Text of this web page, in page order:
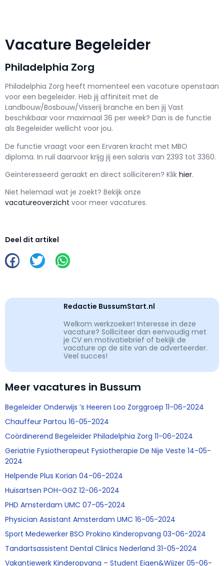
Vacature Begeleider
Philadelphia Zorg
Philadelphia Zorg heeft momenteel een vacature openstaan
voor een begeleider. Heb jij affiniteit met de
Landbouw/Bosbouw/Visserij branche en ben jij Vast
beschikbaar voor maximaal 36 per week? Dan is de functie
als Begeleider wellicht voor jou.
De functie vraagt voor een Ervaren kracht met MBO
diploma. In ruil daarvoor krijg jij een salaris van 2393 tot 3360.
Geïnteresseerd geraakt en direct solliciteren? Klik hier.
Niet helemaal wat je zoekt? Bekijk onze
vacatureoverzicht voor meer vacatures.
Deel dit artikel
Redactie BussumStart.nl
Welkom werkzoeker! Interesse in deze
vacature? Solliciteer dan eenvoudig met
je CV en motivatiebrief of bekijk de
vacature op de site van de adverteerder.
Veel succes!
Meer vacatures in Bussum
Begeleider Onderwijs ’s Heeren Loo Zorggroep 11-06-2024
Chauffeur Partou 16-05-2024
Coördinerend Begeleider Philadelphia Zorg 11-06-2024
Geriatrie Fysiotherapeut Fysiotherapie De Nije Veste 14-05-
2024
Helpende Plus Korian 04-06-2024
Huisartsen POH-GGZ 12-06-2024
PHD Amsterdam UMC 07-05-2024
Physician Assistant Amsterdam UMC 16-05-2024
Sport Medewerker BSO Prokino Kinderopvang 03-06-2024
Tandartsassistent Dental Clinics Nederland 31-05-2024
Vakantiewerk Kinderopvang – Student Eigen&Wijzer 05-06-